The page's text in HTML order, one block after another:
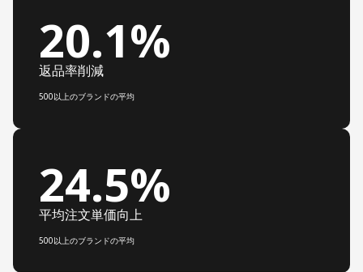
20.1%
返品率削減
500以上のブランドの平均
24.5%
平均注文単価向上
500以上のブランドの平均